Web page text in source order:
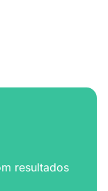
resultados